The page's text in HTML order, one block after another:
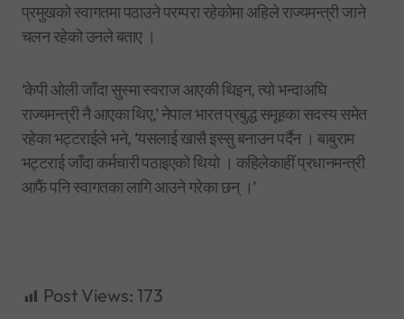
प्रमुखको स्वागतमा पठाउने परम्परा रहेकोमा अहिले राज्यमन्त्री जाने
चलन रहेको उनले बताए ।
‘केपी ओली जाँदा सुस्मा स्वराज आएकी थिइन, त्यो भन्दाअघि
राज्यमन्त्री नै आएका थिए,’ नेपाल भारत प्रबुद्ध समूहका सदस्य समेत
रहेका भट्टराईले भने, ‘यसलाई खासै इस्सु बनाउन पर्दैन । बाबुराम
भट्टराई जाँदा कर्मचारी पठाइएको थियो । कहिलेकाहीं प्रधानमन्त्री
आफैं पनि स्वागतका लागि आउने गरेका छन् ।’
Post Views: 173